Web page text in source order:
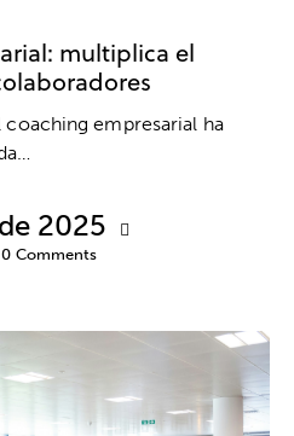
multiplica el
coaching empresarial ha
2025
0 Comments